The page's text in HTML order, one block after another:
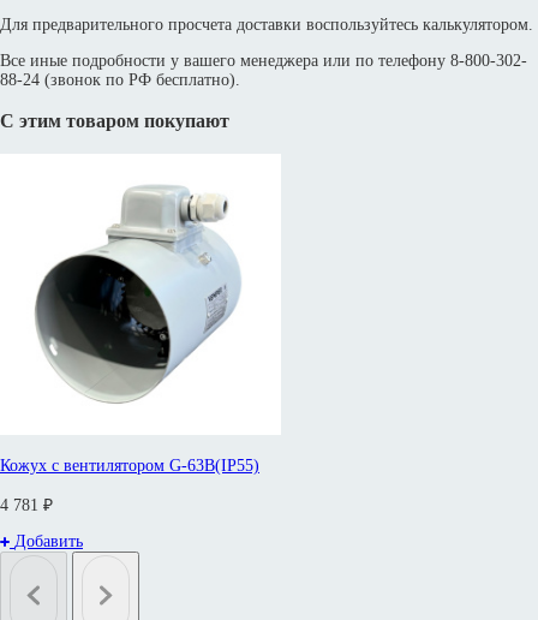
Для предварительного просчета доставки воспользуйтесь калькулятором.
Все иные подробности у вашего менеджера или по телефону 8-800-302-
88-24 (звонок по РФ бесплатно).
С этим товаром покупают
Кожух с вентилятором G-63B(IP55)
4 781 ₽
Добавить